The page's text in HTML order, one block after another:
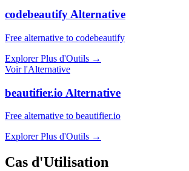
codebeautify Alternative
Free alternative to codebeautify
Explorer Plus d'Outils →
Voir l'Alternative
beautifier.io Alternative
Free alternative to beautifier.io
Explorer Plus d'Outils →
Cas d'Utilisation